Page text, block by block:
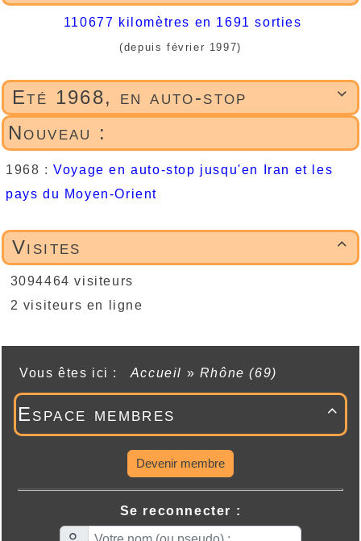
110677 kilomètres en 1691 sorties
(depuis février 1997)

Eté 1968, en auto-stop
Nouveau :
1968 :Voyage en auto-stop jusqu'en Iran et les
pays du Moyen-Orient

Visites
3094464 visiteurs
2 visiteurs en ligne
Vous êtes ici : Accueil » Rhône (69)

Espace membres
Devenir membre
Se reconnecter :